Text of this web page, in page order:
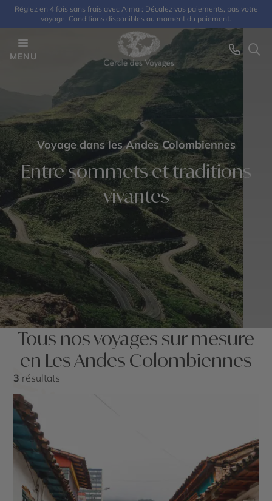
Réglez en 4 fois sans frais avec Alma : Décalez vos paiements, pas votre
voyage. Conditions disponibles au moment du paiement.
MENU
Voyage dans les Andes Colombiennes
Entre sommets et traditions
vivantes
Tous nos voyages sur mesure
en Les Andes Colombiennes
3 résultats